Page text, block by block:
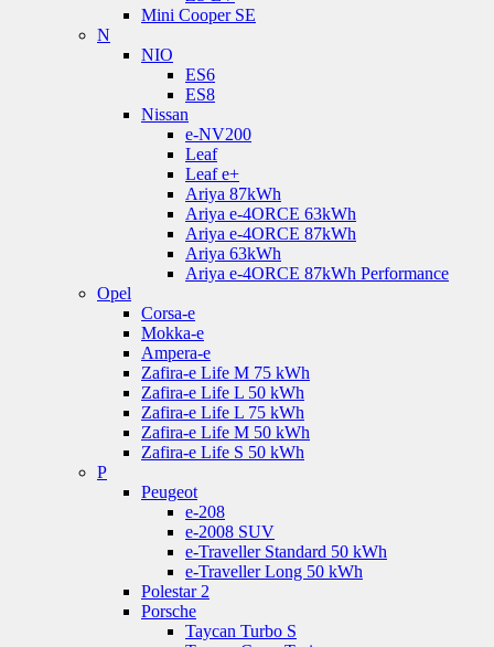
Mini Cooper SE
N
NIO
ES6
ES8
Nissan
e-NV200
Leaf
Leaf e+
Ariya 87kWh
Ariya e-4ORCE 63kWh
Ariya e-4ORCE 87kWh
Ariya 63kWh
Ariya e-4ORCE 87kWh Performance
Opel
Corsa-e
Mokka-e
Ampera-e
Zafira-e Life M 75 kWh
Zafira-e Life L 50 kWh
Zafira-e Life L 75 kWh
Zafira-e Life M 50 kWh
Zafira-e Life S 50 kWh
P
Peugeot
e-208
e-2008 SUV
e-Traveller Standard 50 kWh
e-Traveller Long 50 kWh
Polestar 2
Porsche
Taycan Turbo S